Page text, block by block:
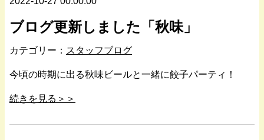
ブログ更新しました「秋味」
カテゴリー： スタッフブログ
今頃の時期に出る秋味ビールと一緒に餃子パーティ！
続きを見る＞＞